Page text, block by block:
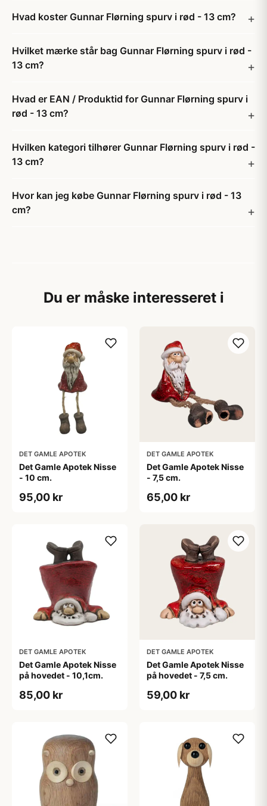
Hvad koster Gunnar Flørning spurv i rød - 13 cm?
Hvilket mærke står bag Gunnar Flørning spurv i rød -
13 cm?
Hvad er EAN / Produktid for Gunnar Flørning spurv i
rød - 13 cm?
Hvilken kategori tilhører Gunnar Flørning spurv i rød -
13 cm?
Hvor kan jeg købe Gunnar Flørning spurv i rød - 13
cm?
Du er måske interesseret i
DET GAMLE APOTEK
Det Gamle Apotek Nisse
- 10 cm.
95,00 kr
DET GAMLE APOTEK
Det Gamle Apotek Nisse
- 7,5 cm.
65,00 kr
DET GAMLE APOTEK
Det Gamle Apotek Nisse
på hovedet - 10,1cm.
85,00 kr
DET GAMLE APOTEK
Det Gamle Apotek Nisse
på hovedet - 7,5 cm.
59,00 kr